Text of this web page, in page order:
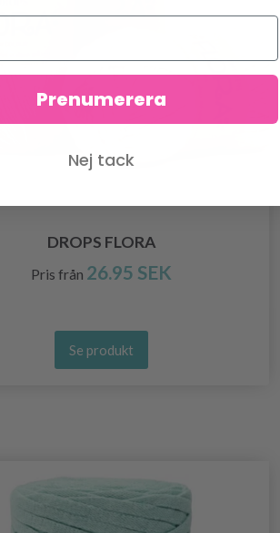
DROPS FLORA
Pris från 26.95 SEK
Se produkt
Prenumerera
Nej tack